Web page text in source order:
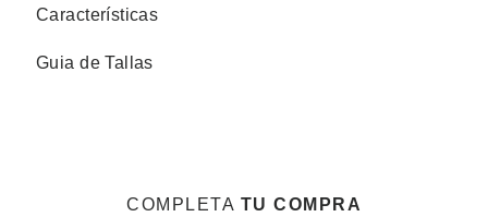
Características
Guia de Tallas
COMPLETA TU COMPRA